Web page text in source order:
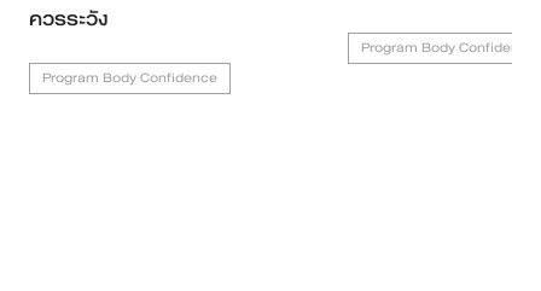
ควรระวัง
Program Body Confidence
Program Body Confidence